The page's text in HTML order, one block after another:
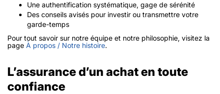
Une authentification systématique, gage de sérénité
Des conseils avisés pour investir ou transmettre votre
garde-temps
Pour tout savoir sur notre équipe et notre philosophie, visitez la
page À propos / Notre histoire.
L’assurance d’un achat en toute
confiance